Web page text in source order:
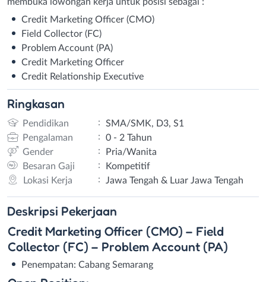
Credit Marketing Officer (CMO)
Field Collector (FC)
Problem Account (PA)
Credit Marketing Officer
Credit Relationship Executive
Ringkasan
Pendidikan :
SMA/SMK, D3, S1
Pengalaman
:
0 - 2 Tahun
Gender
:
Pria/Wanita
Besaran Gaji
:
Kompetitif
Lokasi Kerja
: Jawa Tengah & Luar Jawa Tengah
Deskripsi Pekerjaan
Credit Marketing Officer (CMO) – Field
Collector (FC) – Problem Account (PA)
Penempatan: Cabang Semarang